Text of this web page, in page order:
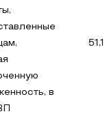
в
51,1